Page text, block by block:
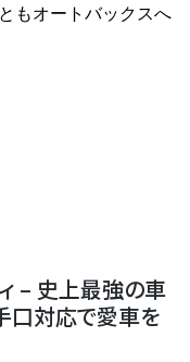
もオートバックスへ
– 史上最強の車
口対応で愛車を